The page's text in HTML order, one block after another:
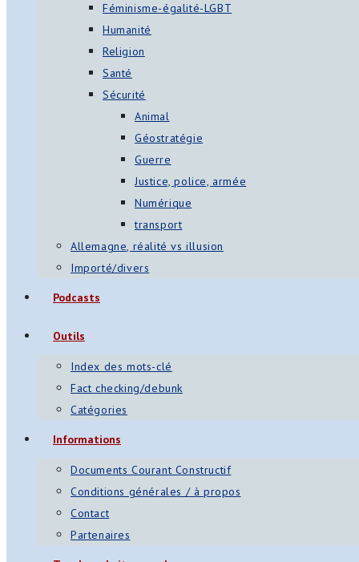
Féminisme-égalité-LGBT
Humanité
Religion
Santé
Sécurité
Animal
Géostratégie
Guerre
Justice, police, armée
Numérique
transport
Allemagne, réalité vs illusion
Importé/divers
Podcasts
Outils
Index des mots-clé
Fact checking/debunk
Catégories
Informations
Documents Courant Constructif
Conditions générales / à propos
Contact
Partenaires